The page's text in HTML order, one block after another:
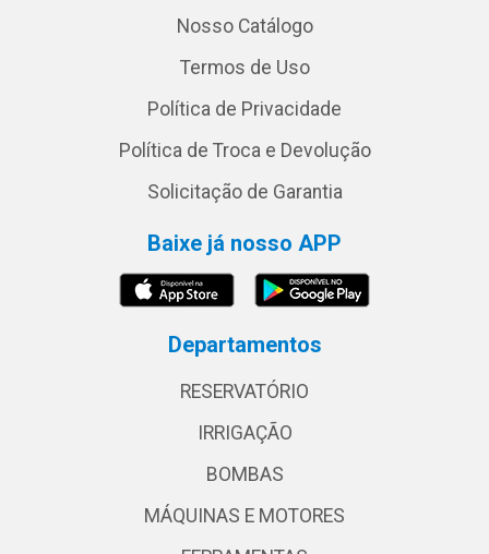
Nosso Catálogo
Termos de Uso
Política de Privacidade
Política de Troca e Devolução
Solicitação de Garantia
Baixe já nosso APP
Departamentos
RESERVATÓRIO
IRRIGAÇÃO
BOMBAS
MÁQUINAS E MOTORES